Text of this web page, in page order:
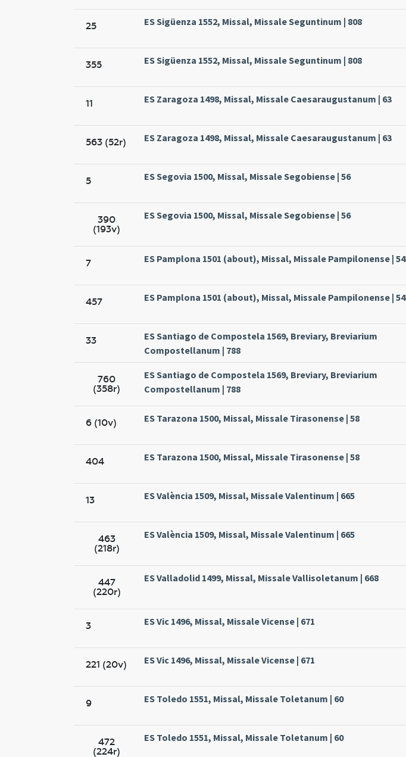
25 ES Sigüenza 1552, Missal, Missale Seguntinum | 808
355 ES Sigüenza 1552, Missal, Missale Seguntinum | 808
11 ES Zaragoza 1498, Missal, Missale Caesaraugustanum | 63
563 (52r) ES Zaragoza 1498, Missal, Missale Caesaraugustanum | 63
5 ES Segovia 1500, Missal, Missale Segobiense | 56
390
(193v)
ES Segovia 1500, Missal, Missale Segobiense | 56
7 ES Pamplona 1501 (about), Missal, Missale Pampilonense | 54
457 ES Pamplona 1501 (about), Missal, Missale Pampilonense | 54
33
ES Santiago de Compostela 1569, Breviary, Breviarium
Compostellanum | 788
760
(358r)
ES Santiago de Compostela 1569, Breviary, Breviarium
Compostellanum | 788
6 (10v) ES Tarazona 1500, Missal, Missale Tirasonense | 58
404 ES Tarazona 1500, Missal, Missale Tirasonense | 58
13 ES València 1509, Missal, Missale Valentinum | 665
463
(218r)
ES València 1509, Missal, Missale Valentinum | 665
447
(220r)
ES Valladolid 1499, Missal, Missale Vallisoletanum | 668
3 ES Vic 1496, Missal, Missale Vicense | 671
221 (20v) ES Vic 1496, Missal, Missale Vicense | 671
9 ES Toledo 1551, Missal, Missale Toletanum | 60
472
(224r)
ES Toledo 1551, Missal, Missale Toletanum | 60